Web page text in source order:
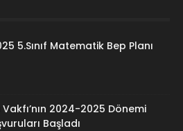
5.Sınıf Matematik Bep Planı
Vakfı’nın 2024-2025 Dönemi
Başladı